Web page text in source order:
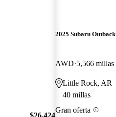
$26,424
2025 Subaru Outback
AWD 5,566 millas
Little Rock, AR
40 millas
Gran oferta